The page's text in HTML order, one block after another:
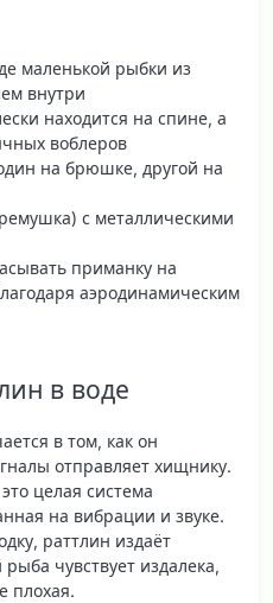
маленькой рыбки из
внутри
находится на спине, а
воблеров
на брюшке, другой на
с металлическими
приманку на
аэродинамическим
в воде
в том, как он
отправляет хищнику.
целая система
на вибрации и звуке.
раттлин издаёт
чувствует издалека,
плохая.